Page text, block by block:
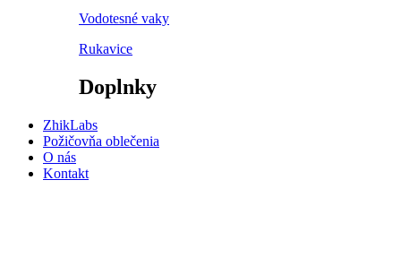
Vodotesné vaky
Rukavice
Doplnky
ZhikLabs
Požičovňa oblečenia
O nás
Kontakt